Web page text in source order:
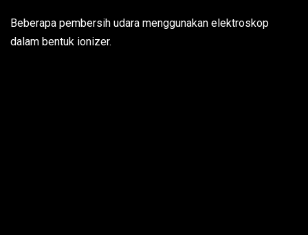
Beberapa pembersih udara menggunakan elektroskop
dalam bentuk ionizer.